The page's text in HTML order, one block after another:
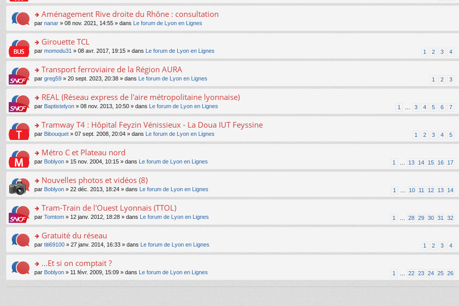
e
nt
u
s
ré
c
e
nt
le
pl
u
s
ré
c
e
nt
e
n
n
le
pl
u
s
ré
c
e
nt
s
a
g
e
n
n
le
pl
u
s
ré
c
e
nt
le
m
e
s
a
g
e
n
n
le
pl
u
s
ré
c
e
nt
n
s
ult
er
le
m
e
s
a
g
e
n
n
le
pl
u
s
ré
c
e
nt
o
n
s
ult
er
le
m
e
s
a
g
e
n
n
le
pl
u
s
ré
c
e
nt
Aménagement Rive droite du Rhône : consultation
par nanar » 08 nov. 2021, 14:55 » dans Le forum de Lyon en Lignes
o
n
s
ult
er
le
m
e
s
a
g
e
n
n
le
pl
u
s
ré
c
e
nt
Girouette TCL
1 2 3 4
par momodu31 » 08 avr. 2017, 19:15 » dans Le forum de Lyon en Lignes
o
n
s
ult
er
le
m
e
s
a
g
e
n
n
le
pl
u
s
ré
c
e
nt
Transport ferroviaire de la Région AURA
1 2 3
par greg59 » 20 sept. 2023, 20:38 » dans Le forum de Lyon en Lignes
o
n
s
ult
er
le
m
e
s
a
g
e
n
n
le
pl
u
s
ré
c
REAL (Réseau express de l'aire métropolitaine lyonnaise)
1 … 3 4 5 6 7
par Baptistelyon » 08 nov. 2013, 10:50 » dans Le forum de Lyon en Lignes
o
n
s
ult
er
le
m
e
s
a
g
e
n
n
le
pl
u
s
Tramway T4 : Hôpital Feyzin Vénissieux - La Doua IUT Feyssine
1 2 3 4 5
par Bibouquet » 07 sept. 2008, 20:04 » dans Le forum de Lyon en Lignes
o
n
s
ult
er
le
m
e
s
a
g
e
n
n
Métro C et Plateau nord
1 … 13 14 15 16 17
par Boblyon » 15 nov. 2004, 10:15 » dans Le forum de Lyon en Lignes
o
n
s
ult
er
le
m
e
s
a
g
e
Nouvelles photos et vidéos (8)
1 … 10 11 12 13 14
par Boblyon » 22 déc. 2013, 18:24 » dans Le forum de Lyon en Lignes
o
n
s
ult
er
le
m
e
s
s
Tram-Train de l'Ouest Lyonnais (TTOL)
1 … 28 29 30 31 32
par Tomtom » 12 janv. 2012, 18:28 » dans Le forum de Lyon en Lignes
o
n
s
ult
er
Gratuité du réseau
1 2 3 4
par titi69100 » 27 janv. 2014, 16:33 » dans Le forum de Lyon en Lignes
o
n
s
...Et si on comptait ?
1 … 22 23 24 25 26
par Boblyon » 11 févr. 2009, 15:09 » dans Le forum de Lyon en Lignes